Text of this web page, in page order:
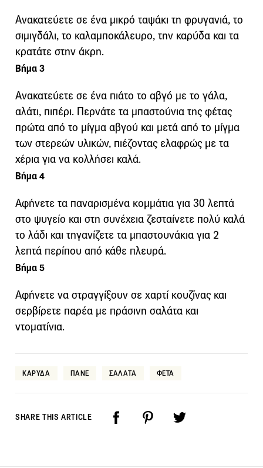
Ανακατεύετε σε ένα μικρό ταψάκι τη φρυγανιά, το
σιμιγδάλι, το καλαμποκάλευρο, την καρύδα και τα
κρατάτε στην άκρη.
Βήμα 3
Ανακατεύετε σε ένα πιάτο το αβγό με το γάλα,
αλάτι, πιπέρι. Περνάτε τα μπαστούνια της φέτας
πρώτα από το μίγμα αβγού και μετά από το μίγμα
των στερεών υλικών, πιέζοντας ελαφρώς με τα
χέρια για να κολλήσει καλά.
Βήμα 4
Αφήνετε τα παναρισμένα κομμάτια για 30 λεπτά
στο ψυγείο και στη συνέχεια ζεσταίνετε πολύ καλά
το λάδι και τηγανίζετε τα μπαστουνάκια για 2
λεπτά περίπου από κάθε πλευρά.
Βήμα 5
Αφήνετε να στραγγίξουν σε χαρτί κουζίνας και
σερβίρετε παρέα με πράσινη σαλάτα και
ντοματίνια.
ΚΑΡΥΔΑ ΠΑΝΕ ΣΑΛΑΤΑ ΦΕΤΑ
SHARE THIS ARTICLE